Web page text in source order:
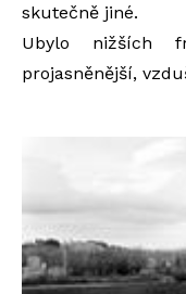
skutečně jiné.
Ubylo nižších
projasněnější,